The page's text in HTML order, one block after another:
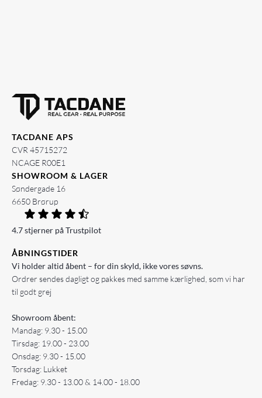
TACDANE APS
CVR 45715272
NCAGE R00E1
SHOWROOM & LAGER
Søndergade 16
6650 Brørup
4.7 stjerner på Trustpilot
ÅBNINGSTIDER
Vi holder altid åbent – for din skyld, ikke vores søvns.
Ordrer sendes dagligt og pakkes med samme kærlighed, som vi har
til godt grej
Showroom åbent:
Mandag: 9.30 - 15.00
Tirsdag: 19.00 - 23.00
Onsdag: 9.30 - 15.00
Torsdag: Lukket
Fredag: 9.30 - 13.00 & 14.00 - 18.00